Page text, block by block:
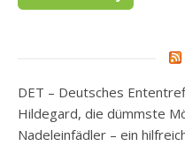
DET – Deutsches
Hildegard, die dümmste
Nadeleinfädler – ein